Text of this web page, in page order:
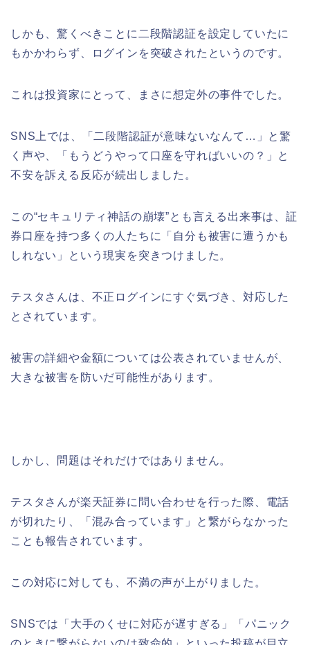
しかも、驚くべきことに二段階認証を設定していたに
もかかわらず、ログインを突破されたというのです。
これは投資家にとって、まさに想定外の事件でした。
SNS上では、「二段階認証が意味ないなんて…」と驚
く声や、「もうどうやって口座を守ればいいの？」と
不安を訴える反応が続出しました。
この“セキュリティ神話の崩壊”とも言える出来事は、証
券口座を持つ多くの人たちに「自分も被害に遭うかも
しれない」という現実を突きつけました。
テスタさんは、不正ログインにすぐ気づき、対応した
とされています。
被害の詳細や金額については公表されていませんが、
大きな被害を防いだ可能性があります。
しかし、問題はそれだけではありません。
テスタさんが楽天証券に問い合わせを行った際、電話
が切れたり、「混み合っています」と繋がらなかった
ことも報告されています。
この対応に対しても、不満の声が上がりました。
SNSでは「大手のくせに対応が遅すぎる」「パニック